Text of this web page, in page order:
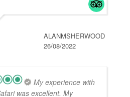
ALANMSHERWOOD
26/08/2022
My experience with
was excellent. My